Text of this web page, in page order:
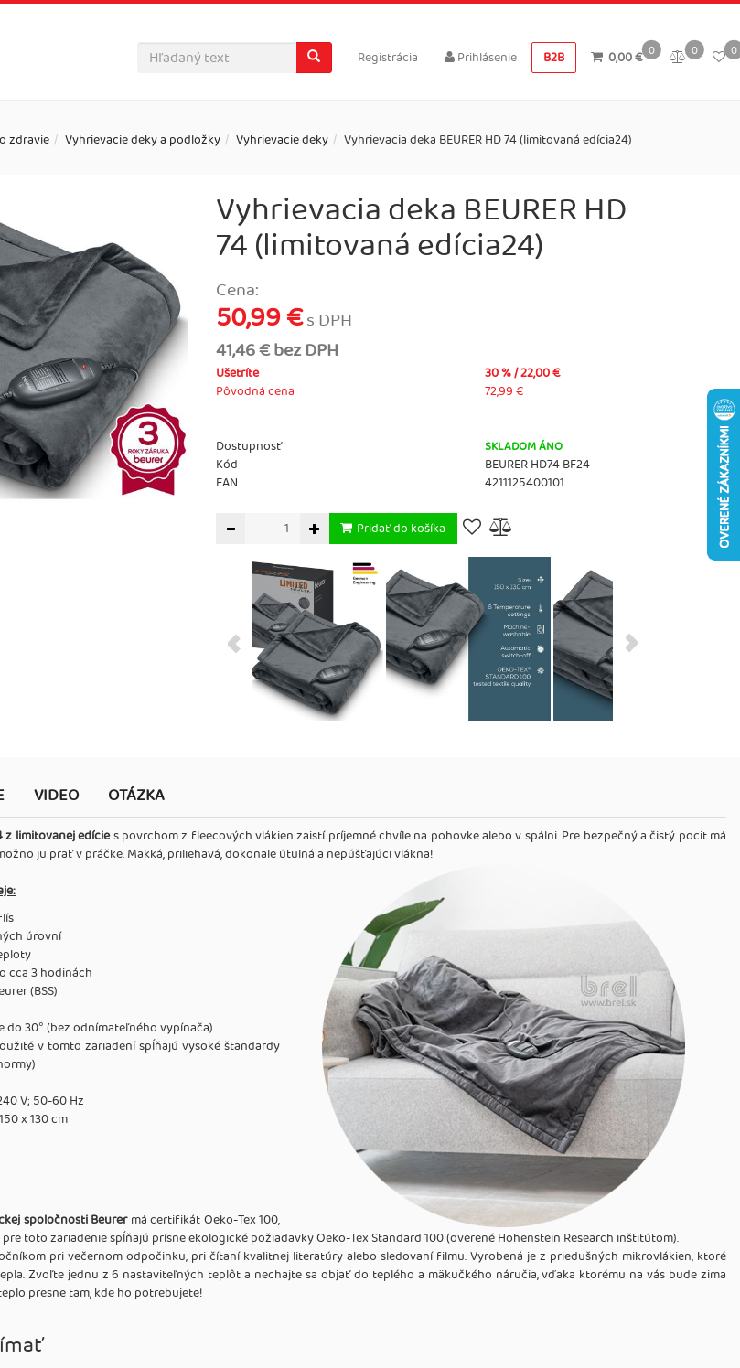
0
0,00 € 0 0
B2B
Registrácia Prihlásenie
zdravie Vyhrievacie deky a podložky Vyhrievacie deky Vyhrievacia deka BEURER HD 74 (limitovaná edícia24)
Vyhrievacia deka BEURER HD
74 (limitovaná edícia24)
Cena:
50,99 €s DPH
41,46 € bez DPH
Ušetríte
30 % / 22,00 €
Pôvodná cena
72,99 €
Dostupnosť SKLADOM ÁNO
Kód
BEURER HD74 BF24
EAN
4211125400101
Pridať do košíka
VIDEO OTÁZKA
z limitovanej edícies povrchom z fleecových vlákien zaistí príjemné chvíle na pohovke alebo v spálni. Pre bezpečný a čistý pocit má
ju prať v práčke. Mäkká, priliehavá, dokonale útulná a nepúšťajúci vlákna!
úrovní
cca 3 hodinách
(BSS)
do 30° (bez odnímateľného vypínača)
v tomto zariadení spĺňajú vysoké štandardy
V; 50-60 Hz
x 130 cm
spoločnosti Beurermá certifikát Oeko-Tex 100,
toto zariadenie spĺňajú prísne ekologické požiadavky Oeko-Tex Standard 100 (overené Hohenstein Research inštitútom).
pri večernom odpočinku, pri čítaní kvalitnej literatúry alebo sledovaní filmu. Vyrobená je z priedušných mikrovlákien, ktoré
Zvoľte jednu z 6 nastaviteľných teplôt a nechajte sa objať do teplého a mäkučkého náručia, vďaka ktorému na vás bude zima
presne tam, kde ho potrebujete!